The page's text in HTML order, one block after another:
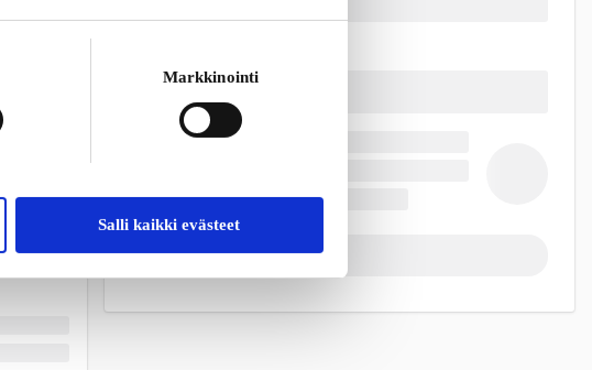
Markkinointi
Salli kaikki evästeet